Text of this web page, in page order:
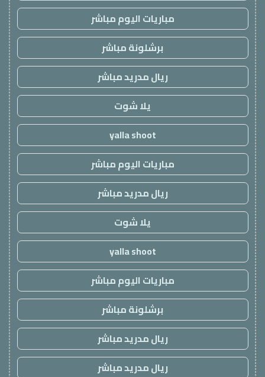
مباريات اليوم مباشر
برشلونة مباشر
ريال مدريد مباشر
يلا شوت
yalla shoot
مباريات اليوم مباشر
ريال مدريد مباشر
يلا شوت
yalla shoot
مباريات اليوم مباشر
برشلونة مباشر
ريال مدريد مباشر
ريال مدريد مباشر